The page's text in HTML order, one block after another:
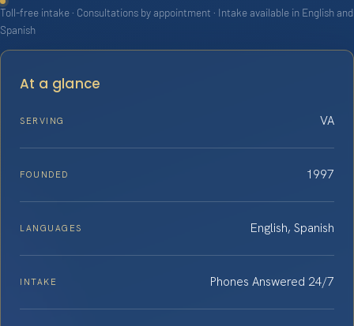
Toll-free intake · Consultations by appointment · Intake available in English and
Spanish
At a glance
SERVING VA
FOUNDED 1997
LANGUAGES English, Spanish
INTAKE Phones Answered 24/7